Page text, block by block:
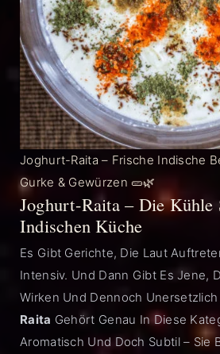
Joghurt-Raita – Frische Indische
Gurke & Gewürzen 🥒🌿
Joghurt-Raita – Die Kühle
Indischen Küche
Es Gibt Gerichte, Die Laut
Intensiv. Und Dann Gibt Es Jene,
Wirken Und Dennoch
Raita Gehört Genau In Diese
Aromatisch Und Doch Subtil – Sie